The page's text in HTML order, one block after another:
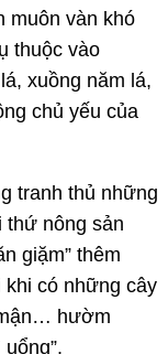
muôn vàn khó
thuộc vào
xuồng năm lá,
chủ yếu của
tranh thủ những
thứ nông sản
giặm” thêm
có những cây
hườm